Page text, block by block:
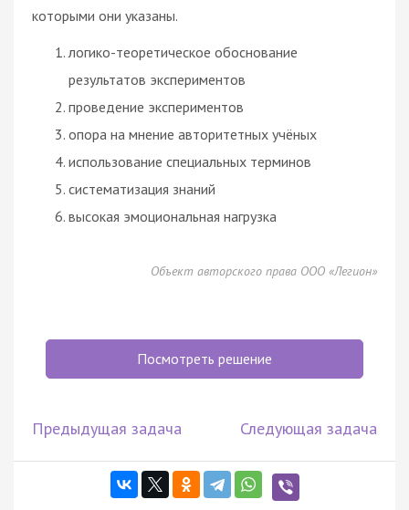
которыми они указаны.
логико-теоретическое обоснование
результатов экспериментов
проведение экспериментов
опора на мнение авторитетных учёных
использование специальных терминов
систематизация знаний
высокая эмоциональная нагрузка
Объект авторского права ООО «Легион»
Посмотреть решение
Предыдущая задача Следующая задача